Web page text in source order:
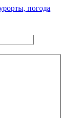
погода